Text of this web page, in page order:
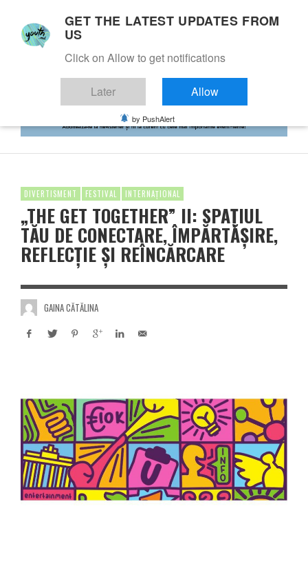
DIVERTISMENT FESTIVAL INTERNAȚIONAL
„THE GET TOGETHER” II: SPAȚIUL
TĂU DE CONECTARE, ÎMPĂRTĂȘIRE,
REFLECȚIE ȘI REÎNCĂRCARE
GAINA CĂTĂLINA
GET THE LATEST UPDATES FROM
US
Click on Allow to get notifications
Later Allow
by PushAlert